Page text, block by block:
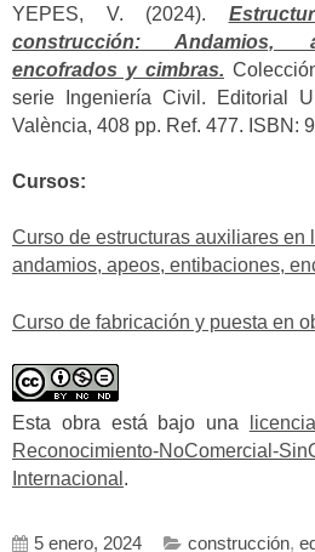
YEPES, V. (2024).
construcción: Andamios,
encofrados y cimbras.
serie Ingeniería Civil. Editorial
València, 408 pp. Ref. 477. ISBN:
Cursos:
Curso de estructuras auxiliares en
andamios, apeos, entibaciones,
Curso de fabricación y puesta en
Esta obra está bajo una
Reconocimiento-
Internacional .
5 enero, 2024 construcción,